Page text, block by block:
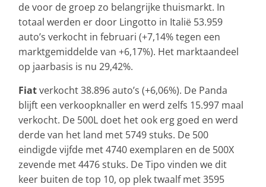
de voor de groep zo belangrijke thuismarkt. In
totaal werden er door Lingotto in Italië 53.959
auto’s verkocht in februari (+7,14% tegen een
marktgemiddelde van +6,17%). Het marktaandeel
op jaarbasis is nu 29,42%.
Fiatverkocht 38.896 auto’s (+6,06%). De Panda
blijft een verkoopknaller en werd zelfs 15.997 maal
verkocht. De 500L doet het ook erg goed en werd
derde van het land met 5749 stuks. De 500
eindigde vijfde met 4740 exemplaren en de 500X
zevende met 4476 stuks. De Tipo vinden we dit
keer buiten de top 10, op plek twaalf met 3595